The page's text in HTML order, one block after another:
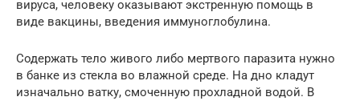
вируса, человеку оказывают экстренную помощь в
виде вакцины, введения иммуноглобулина.
Содержать тело живого либо мертвого паразита нужно
в банке из стекла во влажной среде. На дно кладут
изначально ватку, смоченную прохладной водой. В